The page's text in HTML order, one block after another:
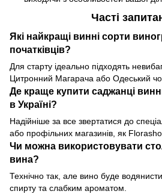
Часті
Які найкращі винні сорти
початківців?
Для старту ідеально підходять
Цитронний Магарача або Одеський
Де краще купити саджанці
в Україні?
Надійніше за все звертатися до
або профільних магазинів, як
Чи можна використовувати
вина?
Технічно так, але вино буде
спирту та слабким ароматом.